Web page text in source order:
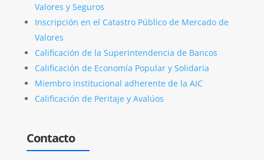
Valores y Seguros
Inscripción en el Catastro Público de Mercado de
Valores
Calificación de la Superintendencia de Bancos
Calificación de Economía Popular y Solidaria
Miembro institucional adherente de la AIC
Calificación de Peritaje y Avalúos
Contacto